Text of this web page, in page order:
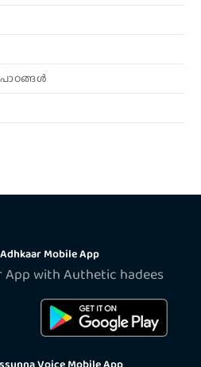
Mobile App
App with Authetic hadees
Voice Mobile App